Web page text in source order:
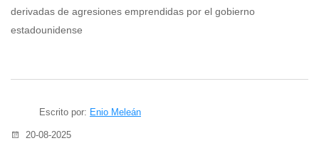
derivadas de agresiones emprendidas por el gobierno
estadounidense
Escrito por: Enio Meleán
20-08-2025